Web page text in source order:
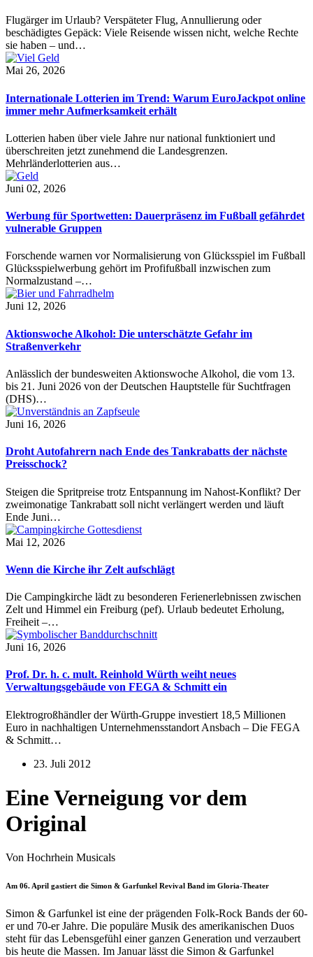
Flugärger im Urlaub? Verspäteter Flug, Annullierung oder
beschädigtes Gepäck: Viele Reisende wissen nicht, welche Rechte
sie haben – und…
Mai 26, 2026
Internationale Lotterien im Trend: Warum EuroJackpot online
immer mehr Aufmerksamkeit erhält
Lotterien haben über viele Jahre nur national funktioniert und
überschreiten jetzt zunehmend die Landesgrenzen.
Mehrländerlotterien aus…
Juni 02, 2026
Werbung für Sportwetten: Dauerpräsenz im Fußball gefährdet
vulnerable Gruppen
Forschende warnen vor Normalisierung von Glücksspiel im Fußball
Glücksspielwerbung gehört im Profifußball inzwischen zum
Normalzustand –…
Juni 12, 2026
Aktionswoche Alkohol: Die unterschätzte Gefahr im
Straßenverkehr
Anlässlich der bundesweiten Aktionswoche Alkohol, die vom 13.
bis 21. Juni 2026 von der Deutschen Hauptstelle für Suchtfragen
(DHS)…
Juni 16, 2026
Droht Autofahrern nach Ende des Tankrabatts der nächste
Preisschock?
Steigen die Spritpreise trotz Entspannung im Nahost-Konflikt? Der
zweimonatige Tankrabatt soll nicht verlängert werden und läuft
Ende Juni…
Mai 12, 2026
Wenn die Kirche ihr Zelt aufschlägt
Die Campingkirche lädt zu besonderen Ferienerlebnissen zwischen
Zelt und Himmel ein Freiburg (pef). Urlaub bedeutet Erholung,
Freiheit –…
Juni 16, 2026
Prof. Dr. h. c. mult. Reinhold Würth weiht neues
Verwaltungsgebäude von FEGA & Schmitt ein
Elektrogroßhändler der Würth-Gruppe investiert 18,5 Millionen
Euro in nachhaltigen Unternehmensstandort Ansbach – Die FEGA
& Schmitt…
23. Juli 2012
Eine Verneigung vor dem
Original
Von Hochrhein Musicals
Am 06. April gastiert die Simon & Garfunkel Revival Band im Gloria-Theater
Simon & Garfunkel ist eine der prägenden Folk-Rock Bands der 60-
er und 70-er Jahre. Die populäre Musik des amerikanischen Duos
steht für das Lebensgefühl einer ganzen Generation und verzaubert
bis heute die Massen. Im Januar lässt die Simon & Garfunkel